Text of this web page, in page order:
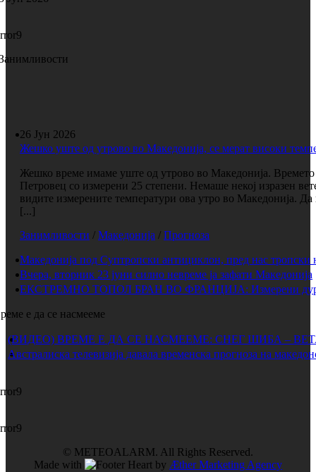
26 Јун 2026
Жешко уште од утрово во Македонија, се мерат високи
Жешко време имаме уште од утрово во Македонија. Времето
Петровец со измерени 25 степени. Немаше некој изразен
видите измерените температури ова утро во Македонија.
[...]
Занимливости / Македонија / Прогноза
Македонија под Суптропски антициклон, пред нас тропски
Вчера, вторник 23 јуни силно невреме ја зафати Македонија
ЕКСТРЕМНО ТОПОЛ БРАН ВО ФРАНЦИЈА: Измерени дури
е да се насмееме
(ВИДЕО) ВРЕМЕ Е ДА СЕ НАСМЕЕМЕ: СНЕГ ШИБА –
Австралиска телевизија давала временска прогноза на
© METEOALARM. All Rights Reserved.
Made with
by Æther Marketing Agency